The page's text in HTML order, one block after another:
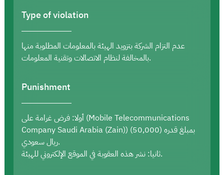
Type of violation
عدم التزام الشركة بتزويد الهيئة بالمعلومات المطلوبة منها
بالمخالفة لنظام الاتصالات وتقنية المعلومات.
Punishment
أولا: فرض غرامة على (Mobile Telecommunications
Company Saudi Arabia (Zain)) بمبلغ قدره (50,000)
ريال سعودي.
ثانيا: نشر هذه العقوبة في الموقع الإلكتروني للهيئة.